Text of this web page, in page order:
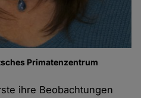
Primatenzentrum
ihre Beobachtungen